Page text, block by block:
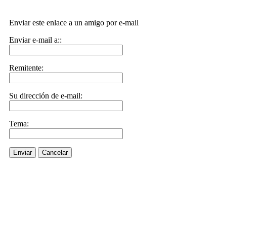
Enviar este enlace a un amigo por e-mail
Enviar e-mail a::
Remitente:
Su dirección de e-mail:
Tema:
Enviar Cancelar